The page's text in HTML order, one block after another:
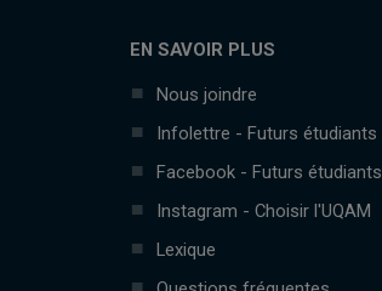
EN SAVOIR PLUS
Nous joindre
Infolettre - Futurs étudiants
Facebook - Futurs étudiants
Instagram - Choisir l'UQAM
Lexique